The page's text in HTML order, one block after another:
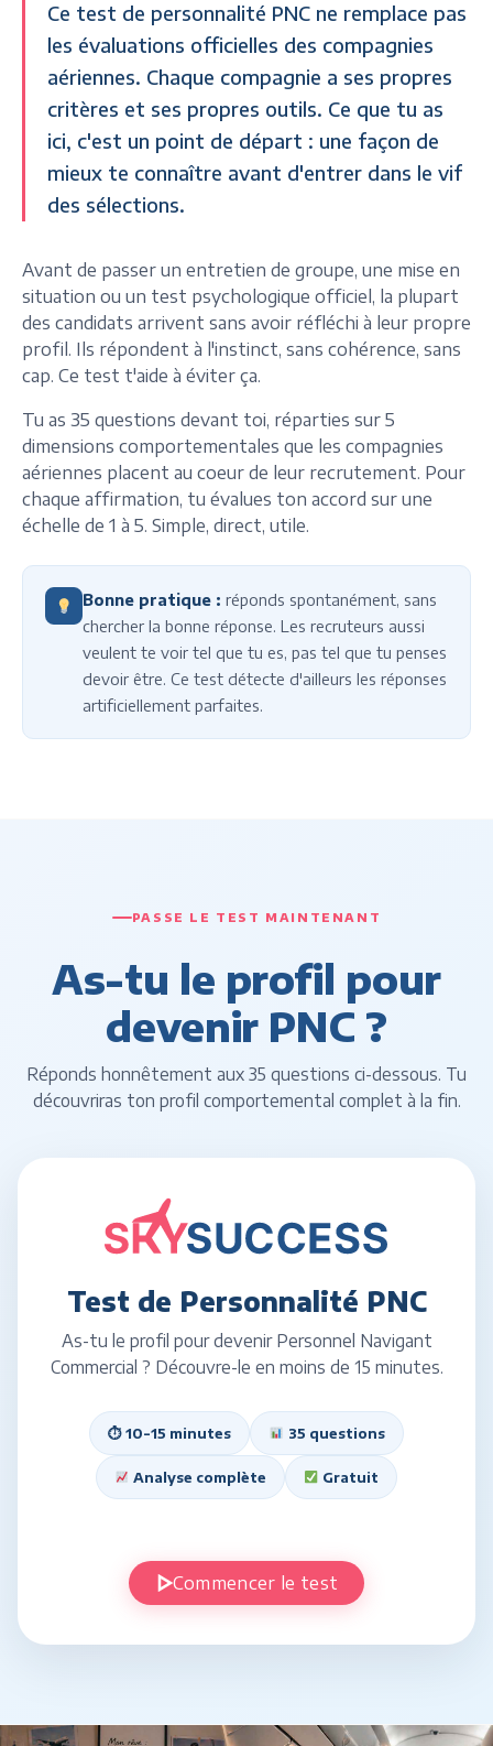
Ce test de personnalité PNC ne remplace pas
les évaluations officielles des compagnies
aériennes. Chaque compagnie a ses propres
critères et ses propres outils. Ce que tu as
ici, c'est un point de départ : une façon de
mieux te connaître avant d'entrer dans le vif
des sélections.
Avant de passer un entretien de groupe, une mise en
situation ou un test psychologique officiel, la plupart
des candidats arrivent sans avoir réfléchi à leur propre
profil. Ils répondent à l'instinct, sans cohérence, sans
cap. Ce test t'aide à éviter ça.
Tu as 35 questions devant toi, réparties sur 5
dimensions comportementales que les compagnies
aériennes placent au coeur de leur recrutement. Pour
chaque affirmation, tu évalues ton accord sur une
échelle de 1 à 5. Simple, direct, utile.
Bonne pratique : réponds spontanément, sans
chercher la bonne réponse. Les recruteurs aussi
veulent te voir tel que tu es, pas tel que tu penses
devoir être. Ce test détecte d'ailleurs les réponses
artificiellement parfaites.
PASSE LE TEST MAINTENANT
As-tu le profil pour
devenir PNC ?
Réponds honnêtement aux 35 questions ci-dessous. Tu
découvriras ton profil comportemental complet à la fin.
Test de Personnalité PNC
As-tu le profil pour devenir Personnel Navigant
Commercial ? Découvre-le en moins de 15 minutes.
⏱ 10-15 minutes 35 questions
Analyse complète Gratuit
Commencer le test